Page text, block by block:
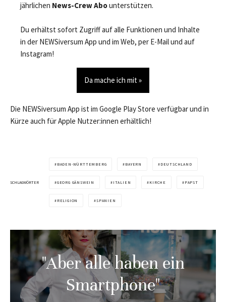
jährlichen News-Crew Abounterstützen.
Du erhältst sofort Zugriff auf alle Funktionen und Inhalte
in der NEWSiversum App und im Web, per E-Mail und auf
Instagram!
Da mache ich mit »
Die NEWSiversum App ist im Google Play Store verfügbar und in
Kürze auch für Apple Nutzer:innen erhältlich!
SCHLAGWÖRTER
BADEN-WÜRTTEMBERG BAYERN DEUTSCHLAND
GEORG GÄNSWEIN ITALIEN KIRCHE PAPST
RELIGION SPANIEN
"Aber alle haben ein
Smartphone"